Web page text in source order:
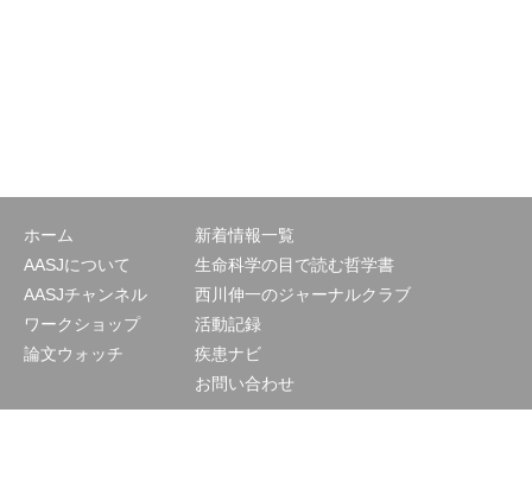
ホーム
AASJについて
AASJチャンネル
ワークショップ
論文ウォッチ
新着情報一覧
生命科学の目で読む哲学書
西川伸一のジャーナルクラブ
活動記録
疾患ナビ
お問い合わせ